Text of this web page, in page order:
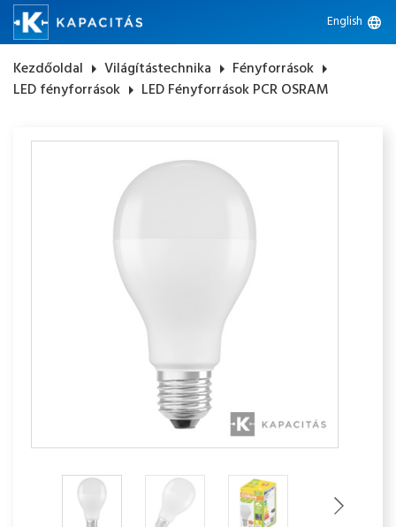
English language
Kezdőoldal arrow_right Világítástechnika arrow_right Fényforrások arrow_right
LED fényforrások arrow_right LED Fényforrások PCR OSRAM